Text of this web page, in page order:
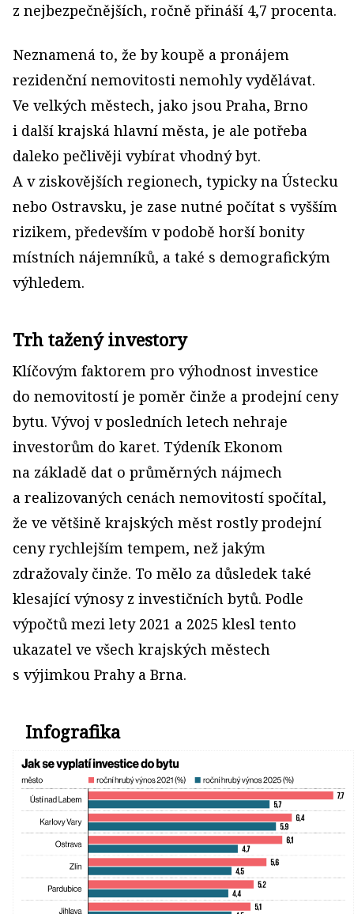
z nejbezpečnějších, ročně přináší 4,7 procenta.
Neznamená to, že by koupě a pronájem
rezidenční nemovitosti nemohly vydělávat.
Ve velkých městech, jako jsou Praha, Brno
i další krajská hlavní města, je ale potřeba
daleko pečlivěji vybírat vhodný byt.
A v ziskovějších regionech, typicky na Ústecku
nebo Ostravsku, je zase nutné počítat s vyšším
rizikem, především v podobě horší bonity
místních nájemníků, a také s demografickým
výhledem.
Trh tažený investory
Klíčovým faktorem pro výhodnost investice
do nemovitostí je poměr činže a prodejní ceny
bytu. Vývoj v posledních letech nehraje
investorům do karet. Týdeník Ekonom
na základě dat o průměrných nájmech
a realizovaných cenách nemovitostí spočítal,
že ve většině krajských měst rostly prodejní
ceny rychlejším tempem, než jakým
zdražovaly činže. To mělo za důsledek také
klesající výnosy z investičních bytů. Podle
výpočtů mezi lety 2021 a 2025 klesl tento
ukazatel ve všech krajských městech
s výjimkou Prahy a Brna.
Infografika